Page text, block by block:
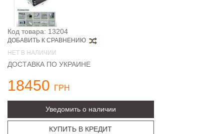
Код товара: 13204
ДОБАВИТЬ К СРАВНЕНИЮ
НЕТ В НАЛИЧИИ
ДОСТАВКА ПО УКРАИНЕ
18450 ГРН
Уведомить о наличии
КУПИТЬ В КРЕДИТ